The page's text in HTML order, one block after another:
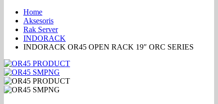
Home
Aksesoris
Rak Server
INDORACK
INDORACK OR45 OPEN RACK 19″ ORC SERIES